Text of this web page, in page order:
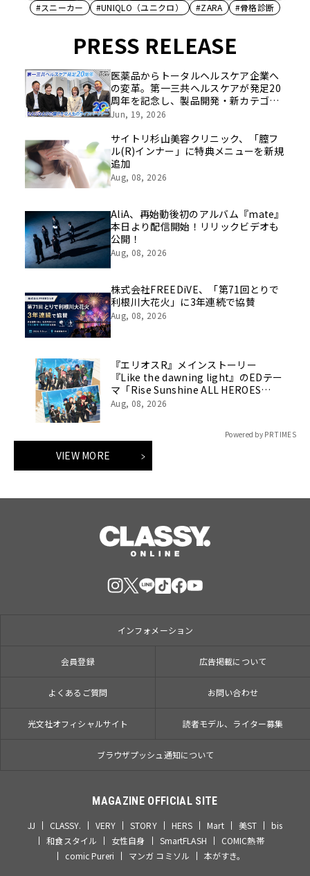
#スニーカー
#UNIQLO（ユニクロ） #ZARA #骨格診断
PRESS RELEASE
医薬品からトータルヘルスケア企業へ
の変革。第一三共ヘルスケアが発足20
周年を記念し、製品開発・新カテゴリ
挑戦の舞台や旧社統合時のエピソード
像を公開！
Jun, 19, 2026
サイトリ杉山美容クリニック、「膣フ
ル(R)インナー」に特典メニューを新規
追加
Aug, 08, 2026
AliA、再始動後初のアルバム『mate』
本日より配信開始！リリックビデオも
公開！
Aug, 08, 2026
株式会社FREEDiVE、「第71回とりで
利根川大花火」に3年連続で協賛
Aug, 08, 2026
『エリオスR』メインストーリー
『Like the dawning light』のEDテー
マ「Rise Sunshine ALL HEROES
Ver.」がフルサイズ配信決定！
Aug, 08, 2026
Powered by PR TIMES
VIEW MORE
インフォメーション
会員登録 広告掲載について
よくあるご質問 お問い合わせ
光文社オフィシャルサイト 読者モデル、ライター募集
ブラウザプッシュ通知について
MAGAZINE OFFICIAL SITE
JJ CLASSY. VERY STORY HERS Mart 美ST
bis
和食スタイル
女性自身 SmartFLASH
COMIC熱帯
comic Pureri
マンガ コミソル 本がすき。